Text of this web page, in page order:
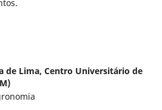
de Lima, Centro Universitário de